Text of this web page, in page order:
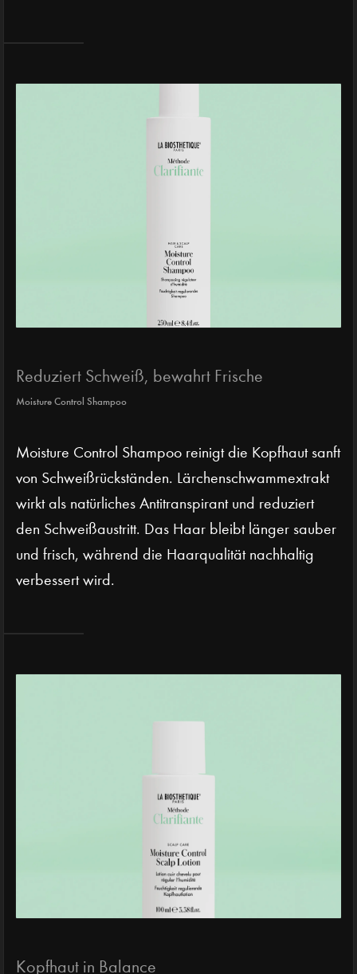
Reduziert Schweiß, bewahrt Frische
Moisture Control Shampoo
Moisture Control Shampoo reinigt die Kopfhaut sanft
von Schweißrückständen. Lärchenschwammextrakt
wirkt als natürliches Antitranspirant und reduziert
den Schweißaustritt. Das Haar bleibt länger sauber
und frisch, während die Haarqualität nachhaltig
verbessert wird.
Kopfhaut in Balance